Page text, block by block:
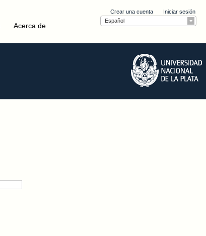
Crear una cuenta
Iniciar sesión
Español
Acerca de